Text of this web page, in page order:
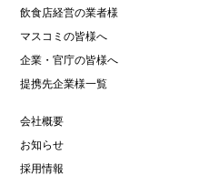
飲食店経営の業者様
マスコミの皆様へ
企業・官庁の皆様へ
提携先企業様一覧
会社概要
お知らせ
採用情報